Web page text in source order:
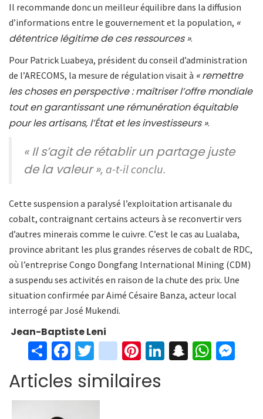
Il recommande donc un meilleur équilibre dans la diffusion
d’informations entre le gouvernement et la population, «
détentrice légitime de ces ressources ».
Pour Patrick Luabeya, président du conseil d’administration
de l’ARECOMS, la mesure de régulation visait à « remettre
les choses en perspective : maîtriser l’offre mondiale
tout en garantissant une rémunération équitable
pour les artisans, l’État et les investisseurs ».
« Il s’agit de rétablir un partage juste
de la valeur », a-t-il conclu.
Cette suspension a paralysé l’exploitation artisanale du
cobalt, contraignant certains acteurs à se reconvertir vers
d’autres minerais comme le cuivre. C’est le cas au Lualaba,
province abritant les plus grandes réserves de cobalt de RDC,
où l’entreprise Congo Dongfang International Mining (CDM)
a suspendu ses activités en raison de la chute des prix. Une
situation confirmée par Aimé Césaire Banza, acteur local
interrogé par José Mukendi.
Jean-Baptiste Leni
S
h
ar
e
Fa
ce
b
o
T
wi
tt
er
in
st
ag
Pi
er
Li S W
Articles similaires